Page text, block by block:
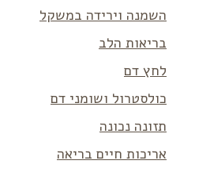
השמנה וירידה במשקל
בריאות הלב
לחץ דם
כולסטרול ושומני דם
תזונה נכונה
אריכות חיים בריאה